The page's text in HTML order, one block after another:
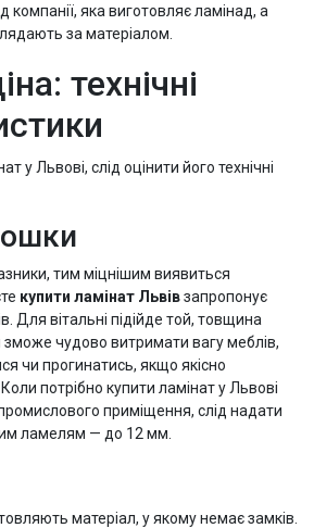
компанії, яка виготовляє ламінад, а
за матеріалом.
технічні
у Львові, слід оцінити його технічні
тим міцнішим виявиться
купити ламінат Львівзапропонує
Для вітальні підійде той, товщина
зможе чудово витримати вагу меблів,
чи прогинатись, якщо якісно
потрібно купити ламінат у Львові
приміщення, слід надати
ламелям — до 12 мм.
матеріал, у якому немає замків.